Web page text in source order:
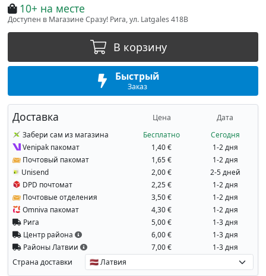
10+ на месте
Доступен в Магазине Сразу! Рига, ул. Latgales 418B
В корзину
Быстрый
Заказ
Доставка Цена Дата
Забери сам из магазина Бесплатно
Сегодня
Venipak пакомат
1,40 €
1-2 дня
Почтовый пакомат
1,65 €
1-2 дня
Unisend
2,00 €
2-5 дней
DPD почтомат
2,25 €
1-2 дня
Почтовые отделения
3,50 €
1-2 дня
Omniva пакомат
4,30 €
1-2 дня
Рига
5,00 €
1-3 дня
Центр района
6,00 €
1-3 дня
Районы Латвии
7,00 € 1-3 дня
Страна доставки